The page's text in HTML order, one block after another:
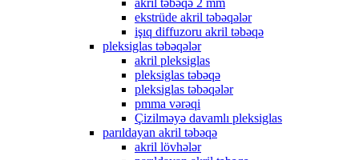
akril təbəqə 2 mm
ekstrüde akril təbəqələr
işıq diffuzoru akril təbəqə
pleksiglas təbəqələr
akril pleksiglas
pleksiglas təbəqə
pleksiglas təbəqələr
pmma vərəqi
Çizilməyə davamlı pleksiglas
parıldayan akril təbəqə
akril lövhələr